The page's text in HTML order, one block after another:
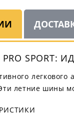
PRO
летние шины